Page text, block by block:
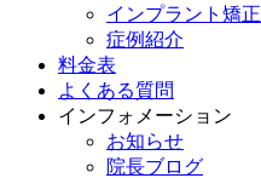
インプラント矯正
症例紹介
料金表
よくある質問
インフォメーション
お知らせ
院長ブログ